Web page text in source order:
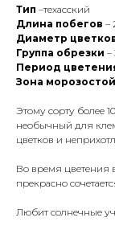
Тип –техасский
Длина побегов –
Диаметр
Группа обрезки –
Период
Зона
Этому сорту более
необычный для
цветков и
Во время цветения
прекрасно
Любит солнечные